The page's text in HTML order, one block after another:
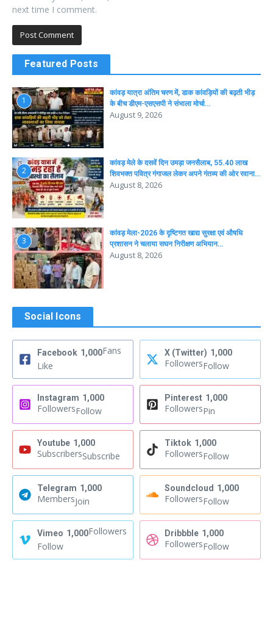
next time I comment.
Featured Posts
1
कांवड़ यात्रा अंतिम चरण में, डाक कांवड़ियों की बढ़ती भीड़
के बीच डीएम-एसएसपी ने संभाला मोर्चा…
August 9, 2026
2
कांवड़ मेले के दसवें दिन उमड़ा जनसैलाब, 55.40 लाख
शिवभक्त पवित्र गंगाजल लेकर अपने गंतव्य की ओर रवाना…
August 8, 2026
3
कांवड़ मेला-2026 के दृष्टिगत खाद्य सुरक्षा एवं औषधि
प्रशासन ने चलाया सघन निरीक्षण अभियान…
August 8, 2026
Social Icons
Facebook 1,000Fans
Like
X (Twitter) 1,000
FollowersFollow
Instagram 1,000
FollowersFollow
Pinterest 1,000
FollowersPin
Youtube 1,000
SubscribersSubscribe
Tiktok 1,000
FollowersFollow
Telegram 1,000
MembersJoin
Soundcloud 1,000
FollowersFollow
Vimeo 1,000Followers
Follow
Dribbble 1,000
FollowersFollow